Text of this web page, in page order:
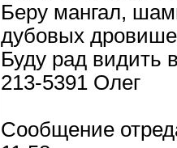
Беру мангал,
дубовых
Буду рад видить
213-5391 Олег
Сообщение